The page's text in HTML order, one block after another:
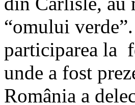
“omului
participarea la
unde a fost
România a